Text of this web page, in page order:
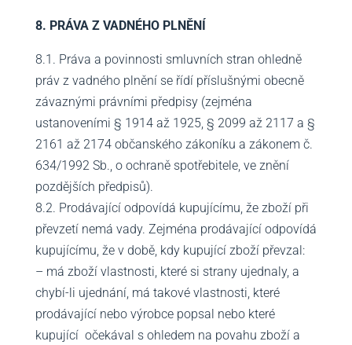
8. PRÁVA Z VADNÉHO PLNĚNÍ
8.1. Práva a povinnosti smluvních stran ohledně
práv z vadného plnění se řídí příslušnými obecně
závaznými právními předpisy (zejména
ustanoveními § 1914 až 1925, § 2099 až 2117 a §
2161 až 2174 občanského zákoníku a zákonem č.
634/1992 Sb., o ochraně spotřebitele, ve znění
pozdějších předpisů).
8.2. Prodávající odpovídá kupujícímu, že zboží při
převzetí nemá vady. Zejména prodávající odpovídá
kupujícímu, že v době, kdy kupující zboží převzal:
– má zboží vlastnosti, které si strany ujednaly, a
chybí-li ujednání, má takové vlastnosti, které
prodávající nebo výrobce popsal nebo které
kupující očekával s ohledem na povahu zboží a